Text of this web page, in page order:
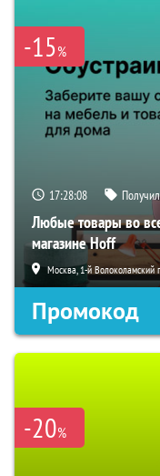
-15%
17:28:07
Любые товары во
магазине Hoff
Москва, 1-й Волоколамский
Промокод
-20%